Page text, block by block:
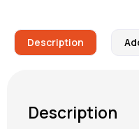
Description
Description